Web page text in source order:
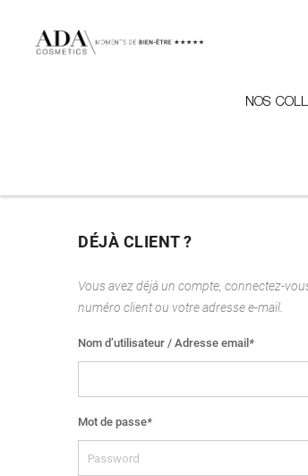
NOS
DÉJÀ CLIENT ?
Vous avez déjà un compte, connectez-
numéro client ou votre adresse e-mail.
Nom d’utilisateur / Adresse email *
Mot de passe*